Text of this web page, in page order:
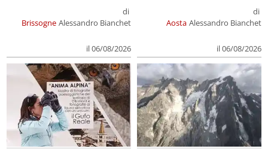
Brissogne
di
Alessandro Bianchet
il 06/08/2026
Aosta
di
Alessandro Bianchet
il 06/08/2026